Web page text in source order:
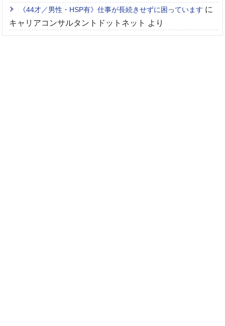
《44才／男性・HSP有》仕事が長続きせずに困っています に
キャリアコンサルタントドットネット より